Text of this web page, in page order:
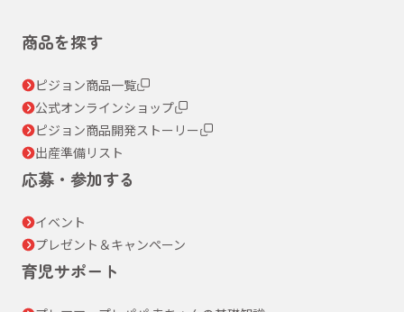
商品を探す
ピジョン商品一覧
公式オンラインショップ
ピジョン商品開発ストーリー
出産準備リスト
応募・参加する
イベント
プレゼント＆キャンペーン
育児サポート